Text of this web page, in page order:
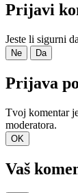
Prijavi
Jeste li sigurni
Ne Da
Prijava
Tvoj komentar
moderatora.
OK
Vaš